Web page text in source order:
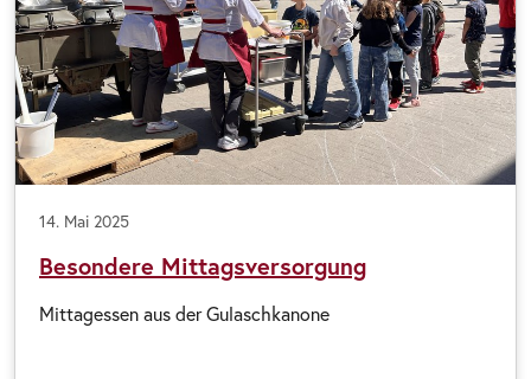
14. Mai 2025
Besondere Mittagsversorgung
Mittagessen aus der Gulaschkanone